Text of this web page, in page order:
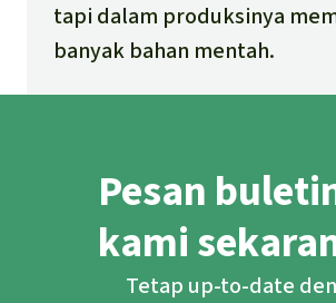
tapi dalam produksinya
banyak bahan mentah.
Pesan
kami
Tetap up-to-date